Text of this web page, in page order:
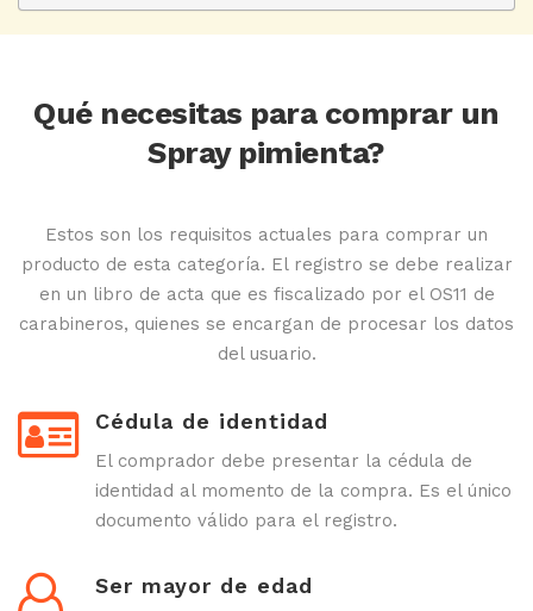
Qué necesitas para comprar un
Spray pimienta?
Estos son los requisitos actuales para comprar un
producto de esta categoría. El registro se debe realizar
en un libro de acta que es fiscalizado por el OS11 de
carabineros, quienes se encargan de procesar los datos
del usuario.
Cédula de identidad
El comprador debe presentar la cédula de
identidad al momento de la compra. Es el único
documento válido para el registro.
Ser mayor de edad